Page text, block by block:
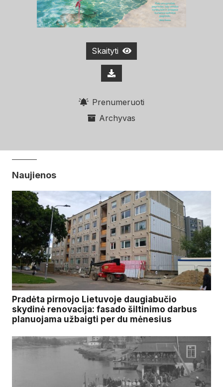
Skaityti
Prenumeruoti
Archyvas
Naujienos
Pradėta pirmojo Lietuvoje daugiabučio
skydinė renovacija: fasado šiltinimo darbus
planuojama užbaigti per du mėnesius